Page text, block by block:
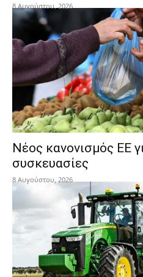
8 Αυγούστου, 2026
Νέος κανονισμός ΕΕ
συσκευασίες
8 Αυγούστου, 2026